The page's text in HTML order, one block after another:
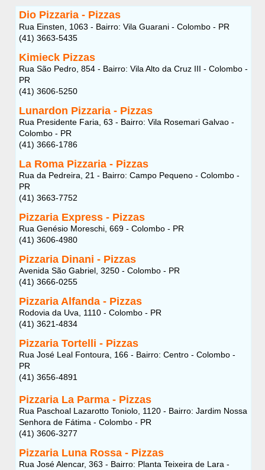
Dio Pizzaria - Pizzas
Rua Einsten, 1063 - Bairro: Vila Guarani - Colombo - PR
(41) 3663-5435
Kimieck Pizzas
Rua São Pedro, 854 - Bairro: Vila Alto da Cruz III - Colombo -
PR
(41) 3606-5250
Lunardon Pizzaria - Pizzas
Rua Presidente Faria, 63 - Bairro: Vila Rosemari Galvao -
Colombo - PR
(41) 3666-1786
La Roma Pizzaria - Pizzas
Rua da Pedreira, 21 - Bairro: Campo Pequeno - Colombo -
PR
(41) 3663-7752
Pizzaria Express - Pizzas
Rua Genésio Moreschi, 669 - Colombo - PR
(41) 3606-4980
Pizzaria Dinani - Pizzas
Avenida São Gabriel, 3250 - Colombo - PR
(41) 3666-0255
Pizzaria Alfanda - Pizzas
Rodovia da Uva, 1110 - Colombo - PR
(41) 3621-4834
Pizzaria Tortelli - Pizzas
Rua José Leal Fontoura, 166 - Bairro: Centro - Colombo -
PR
(41) 3656-4891
Pizzaria La Parma - Pizzas
Rua Paschoal Lazarotto Toniolo, 1120 - Bairro: Jardim Nossa
Senhora de Fátima - Colombo - PR
(41) 3606-3277
Pizzaria Luna Rossa - Pizzas
Rua José Alencar, 363 - Bairro: Planta Teixeira de Lara -